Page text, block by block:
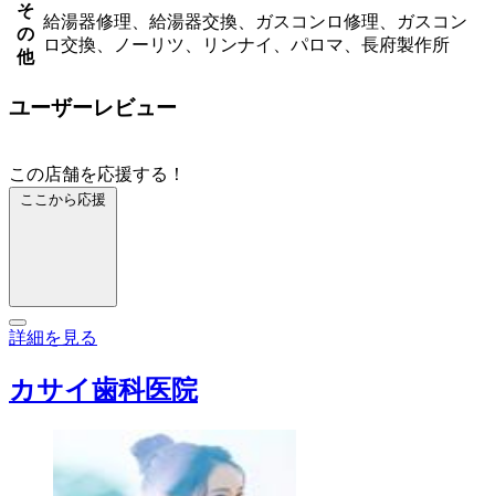
そ
の
他
給湯器修理、給湯器交換、ガスコンロ修理、ガスコン
ロ交換、ノーリツ、リンナイ、パロマ、長府製作所
ユーザーレビュー
この店舗を応援する！
ここから応援
詳細を見る
カサイ歯科医院